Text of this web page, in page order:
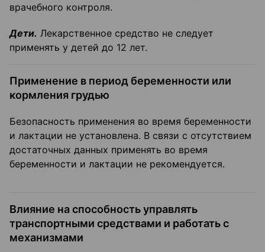
врачебного контроля.
Дети. Лекарственное средство не следует
применять у детей до 12 лет.
Применение в период беременности или
кормления грудью
Безопасность применения во время беременности
и лактации не установлена. В связи с отсутствием
достаточных данных применять во время
беременности и лактации не рекомендуется.
Влияние на способность управлять
транспортными средствами и работать с
механизмами